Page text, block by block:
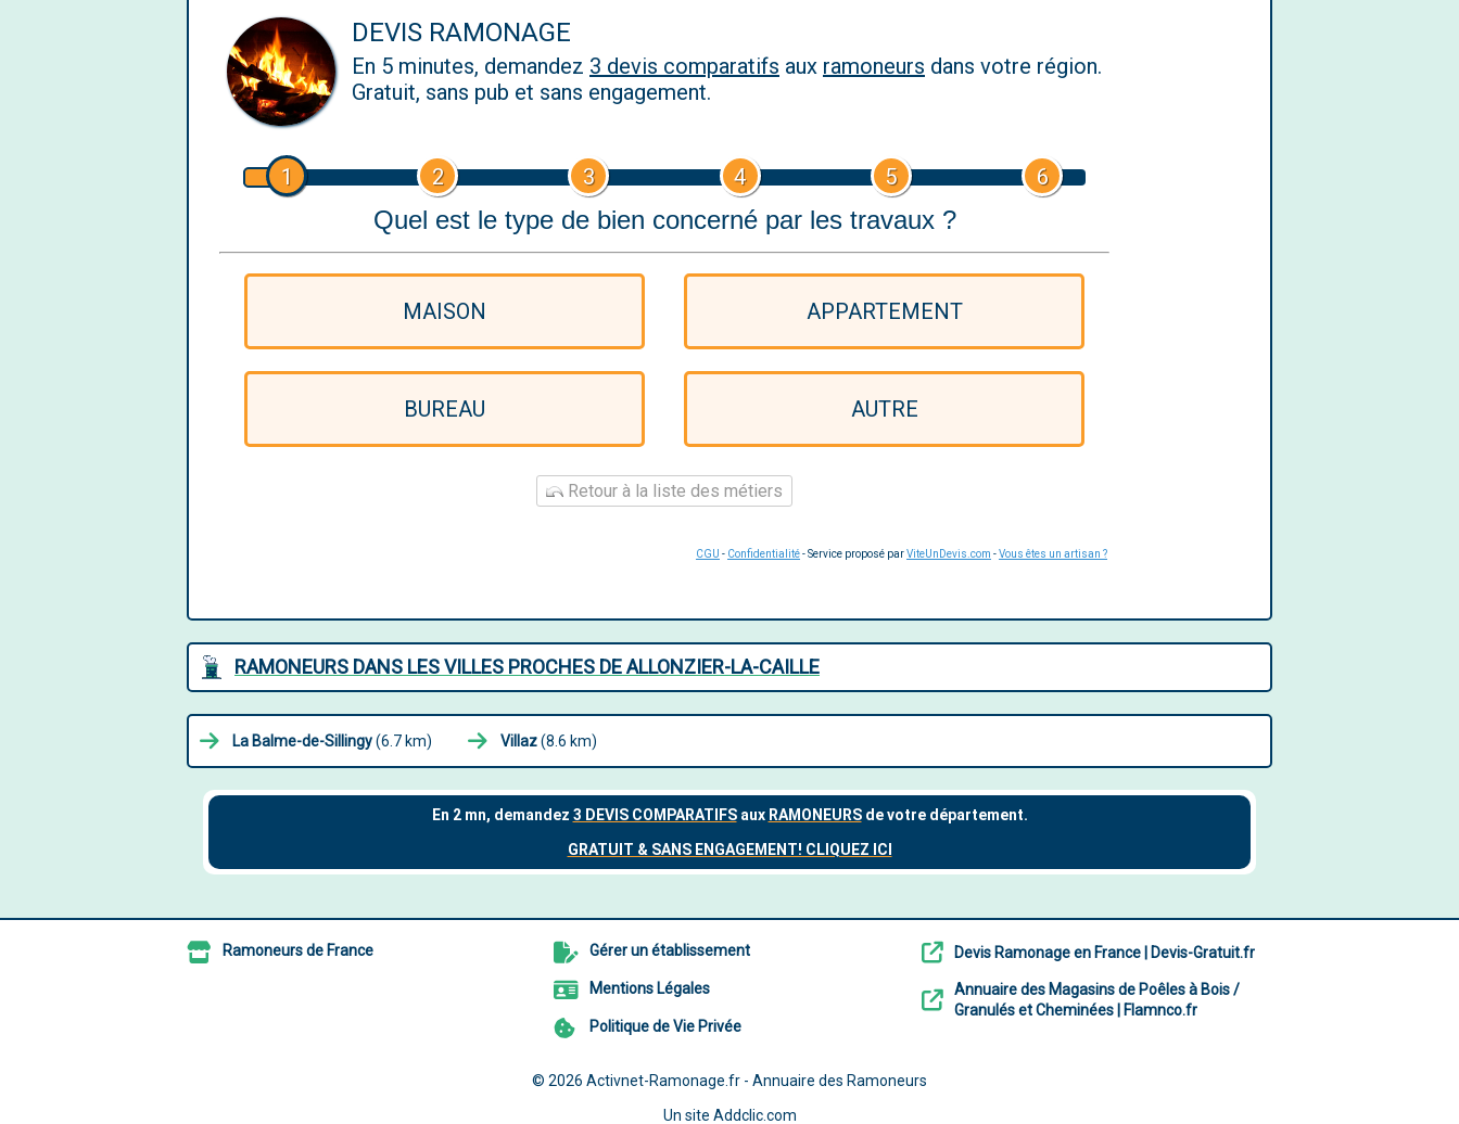
DEVIS RAMONAGE
En 5 minutes, demandez 3 devis comparatifs aux ramoneurs dans votre région.
Gratuit, sans pub et sans engagement.
1 2 3 4 5 6
Quel est le type de bien concerné par les travaux ?
MAISON APPARTEMENT
BUREAU AUTRE
Retour à la liste des métiers
CGU - Confidentialité- Service proposé parViteUnDevis.com -Vous êtes un artisan ?
RAMONEURS DANS LES VILLES PROCHES DE ALLONZIER-LA-CAILLE
La Balme-de-Sillingy(6.7 km) Villaz(8.6 km)
Ramoneurs de France Gérer un établissement
Mentions Légales
Politique de Vie Privée
Devis Ramonage en France | Devis-Gratuit.fr
Annuaire des Magasins de Poêles à Bois /
Granulés et Cheminées | Flamnco.fr
© 2026 Activnet-Ramonage.fr - Annuaire des Ramoneurs
Un site Addclic.com